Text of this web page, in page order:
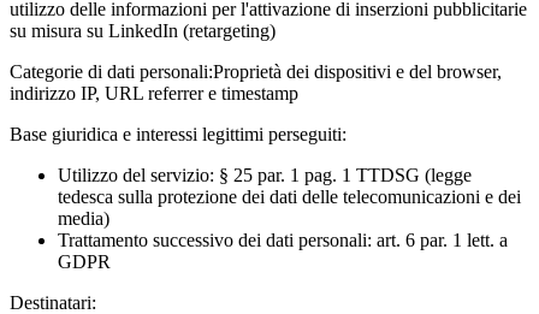
utilizzo delle informazioni per l'attivazione di inserzioni pubblicitarie
su misura su LinkedIn (retargeting)
Categorie di dati personali:Proprietà dei dispositivi e del browser,
indirizzo IP, URL referrer e timestamp
Base giuridica e interessi legittimi perseguiti:
Utilizzo del servizio: § 25 par. 1 pag. 1 TTDSG (legge
tedesca sulla protezione dei dati delle telecomunicazioni e dei
media)
Trattamento successivo dei dati personali: art. 6 par. 1 lett. a
GDPR
Destinatari: